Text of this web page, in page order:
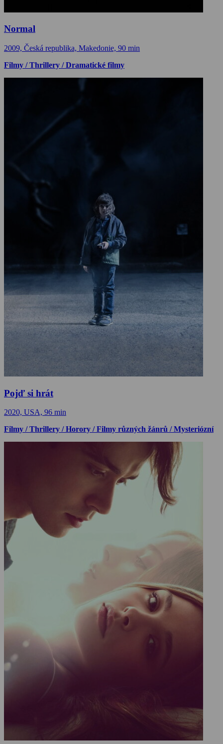
Normal
2009, Česká republika, Makedonie, 90 min
Filmy / Thrillery / Dramatické filmy
Pojď si hrát
2020, USA, 96 min
Filmy / Thrillery / Horory / Filmy různých žánrů / Mysteriózní